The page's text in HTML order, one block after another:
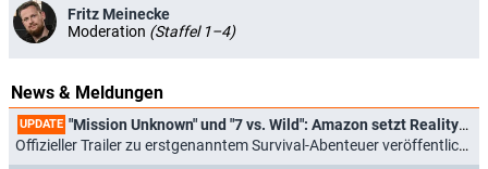
Fritz Meinecke
Moderation (Staffel 1–4)
News & Meldungen
UPDATE "Mission Unknown" und "7 vs. Wild": Amazon setzt Realityshows fort
Offizieller Trailer zu erstgenanntem Survival-Abenteuer veröffentlicht (17.02.2026)